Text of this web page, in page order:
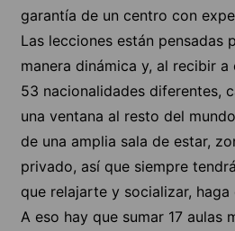
garantía de un centro con
Las lecciones están pensadas
manera dinámica y, al recibir a
53 nacionalidades diferentes,
una ventana al resto del
de una amplia sala de estar,
privado, así que siempre
que relajarte y socializar,
A eso hay que sumar 17 aulas